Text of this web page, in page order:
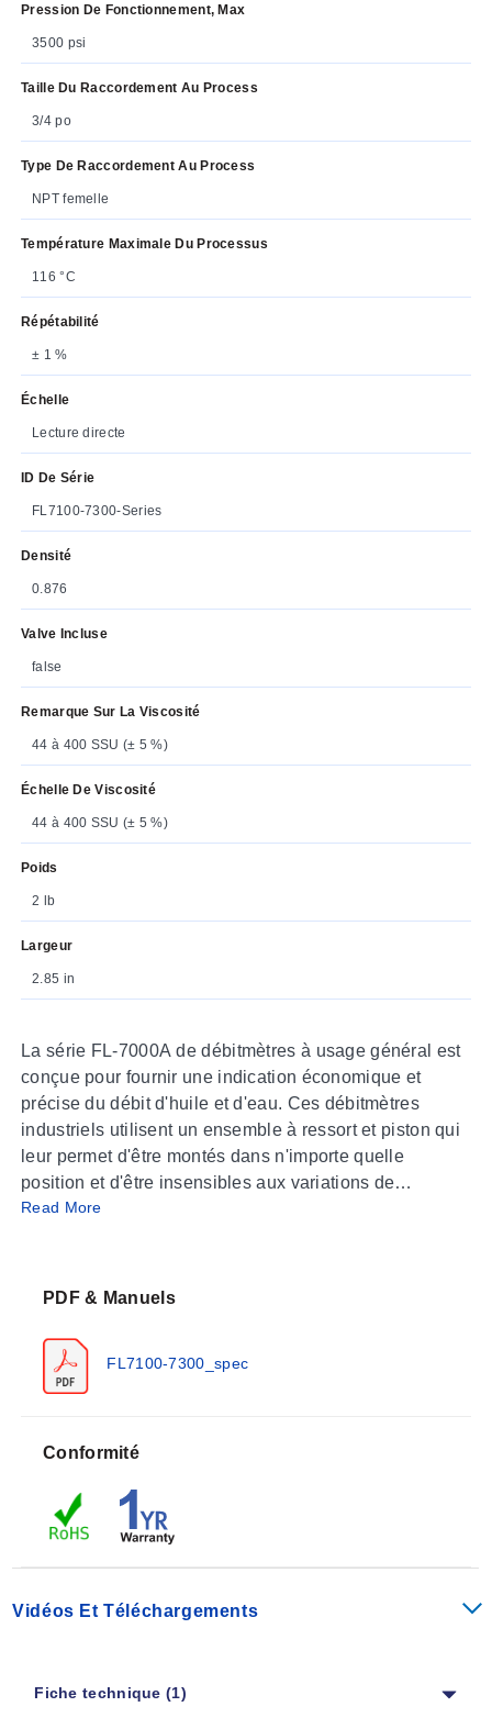
Pression De Fonctionnement, Max
3500 psi
Taille Du Raccordement Au Process
3/4 po
Type De Raccordement Au Process
NPT femelle
Température Maximale Du Processus
116 °C
Répétabilité
± 1 %
Échelle
Lecture directe
ID De Série
FL7100-7300-Series
Densité
0.876
Valve Incluse
false
Remarque Sur La Viscosité
44 à 400 SSU (± 5 %)
Échelle De Viscosité
44 à 400 SSU (± 5 %)
Poids
2 lb
Largeur
2.85 in
La série FL-7000A de débitmètres à usage général est
conçue pour fournir une indication économique et
précise du débit d'huile et d'eau. Ces débitmètres
industriels utilisent un ensemble à ressort et piston qui
leur permet d'être montés dans n'importe quelle
position et d'être insensibles aux variations de
viscosité. Les débitmètres FL-7000 peuvent être utilisés
Read More
PDF & Manuels
FL7100-7300_spec
Conformité
Vidéos Et Téléchargements
Fiche technique (1)